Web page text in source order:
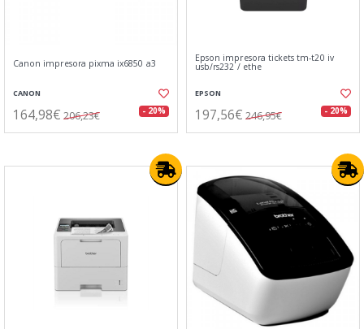
Canon impresora pixma ix6850 a3
CANON
164,98€ 206,23€ - 20%
Epson impresora tickets tm-t20 iv
usb/rs232 / ethe
EPSON
197,56€ 246,95€ - 20%